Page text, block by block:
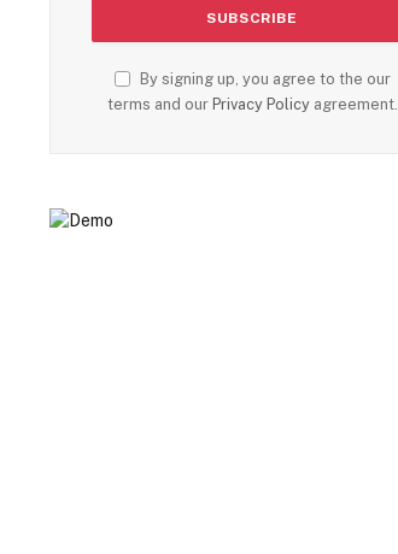
By signing up, you agree to the our
terms and our Privacy Policyagreement.